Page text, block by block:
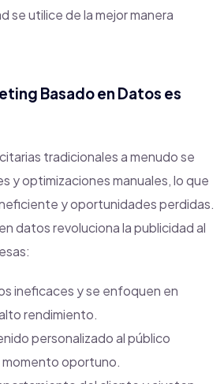
se utilice de la mejor manera
Basado en Datos es
tradicionales a menudo se
y optimizaciones manuales, lo que
y oportunidades perdidas.
datos revoluciona la publicidad al
ineficaces y se enfoquen en
rendimiento.
personalizado al público
oportuno.